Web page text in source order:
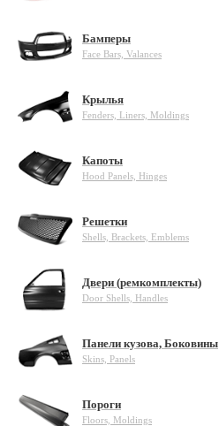
Бамперы
Face Bars, Valances
Крылья
Fenders, Liners, Moldings
Капоты
Hood Panels, Hinges
Решетки
Shells, Brackets, Emblems
Двери (ремкомплекты)
Door Shells, Handles
Панели кузова, Боковины
Skins, Panels
Пороги
Floors, Moldings